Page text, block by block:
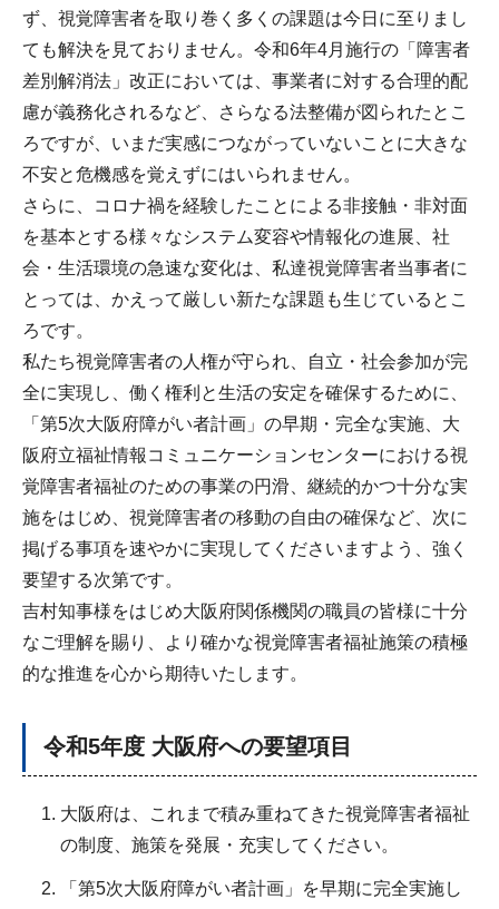
ず、視覚障害者を取り巻く多くの課題は今日に至りまし
ても解決を見ておりません。令和6年4月施行の「障害者
差別解消法」改正においては、事業者に対する合理的配
慮が義務化されるなど、さらなる法整備が図られたとこ
ろですが、いまだ実感につながっていないことに大きな
不安と危機感を覚えずにはいられません。
さらに、コロナ禍を経験したことによる非接触・非対面
を基本とする様々なシステム変容や情報化の進展、社
会・生活環境の急速な変化は、私達視覚障害者当事者に
とっては、かえって厳しい新たな課題も生じているとこ
ろです。
私たち視覚障害者の人権が守られ、自立・社会参加が完
全に実現し、働く権利と生活の安定を確保するために、
「第5次大阪府障がい者計画」の早期・完全な実施、大
阪府立福祉情報コミュニケーションセンターにおける視
覚障害者福祉のための事業の円滑、継続的かつ十分な実
施をはじめ、視覚障害者の移動の自由の確保など、次に
掲げる事項を速やかに実現してくださいますよう、強く
要望する次第です。
吉村知事様をはじめ大阪府関係機関の職員の皆様に十分
なご理解を賜り、より確かな視覚障害者福祉施策の積極
的な推進を心から期待いたします。
令和5年度 大阪府への要望項目
大阪府は、これまで積み重ねてきた視覚障害者福祉
の制度、施策を発展・充実してください。
「第5次大阪府障がい者計画」を早期に完全実施し